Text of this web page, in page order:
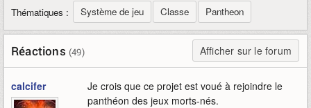
Thématiques : Système de jeu Classe Pantheon
Réactions (49) Afficher sur le forum
calcifer
Je crois que ce projet est voué à rejoindre le
panthéon des jeux morts-nés.